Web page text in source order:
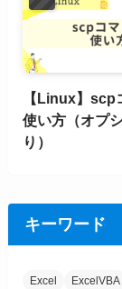
【Linux】scp
使い方（オプ
り）
キーワード
Excel ExcelVBA